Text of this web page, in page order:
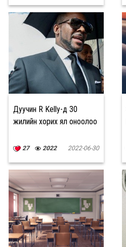
Дуучин R Kelly-д 30
жилийн хорих ял оноолоо
27 2022 2022-06-30